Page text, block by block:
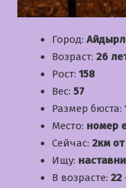
Город:
Возраст: 26
Рост: 158
Вес: 57
Размер бюста:
Место: номер
Сейчас: 2км
Ищу:
В возрасте: 22